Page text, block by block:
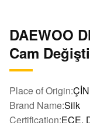
DAEWOO
Cam
Place of Origin:ÇİN
Brand Name:Silk
Certification:ECE,